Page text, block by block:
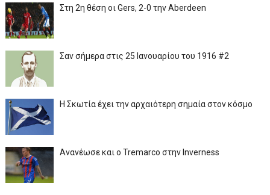
Στη 2η θέση οι Gers, 2-0 την Aberdeen
Σαν σήμερα στις 25 Ιανουαρίου του 1916 #2
Η Σκωτία έχει την αρχαιότερη σημαία στον κόσμο
Ανανέωσε και ο Tremarco στην Inverness